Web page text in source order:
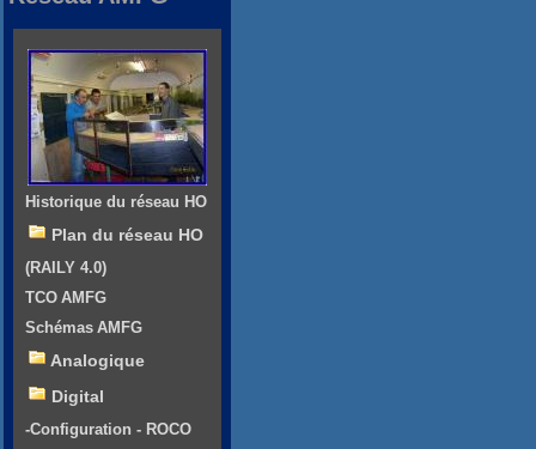
Historique du réseau HO
Plan du réseau HO
(RAILY 4.0)
TCO AMFG
Schémas AMFG
Analogique
Digital
-Configuration - ROCO